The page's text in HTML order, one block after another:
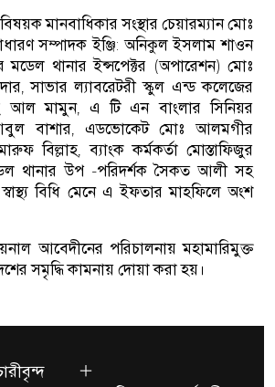
মানবাধিকার সংস্থার চেয়ারম্যান মোঃ
সম্পাদক ইঞ্জি: অনিকুল ইসলাম শাওন
মডেল থানার ইন্সপেক্টর (অপারেশন) মোঃ
সাভার ল্যাবরেটরী স্কুল এন্ড কলেজের
আল মামুন, এ টি এন বাংলার সিনিয়র
বাশার, এডভোকেট মোঃ আলমগীর
বিল্লাহ, ব্যাংক কর্মকর্তা মোস্তাফিজুর
থানার উপ -পরিদর্শক সৈকত আলী সহ
বিধি মেনে এ ইফতার মাহফিলে অংশ
আবেদীনের পরিচালনায় মহামারিমুক্ত
সমৃদ্ধি কামনায় দোয়া করা হয়।